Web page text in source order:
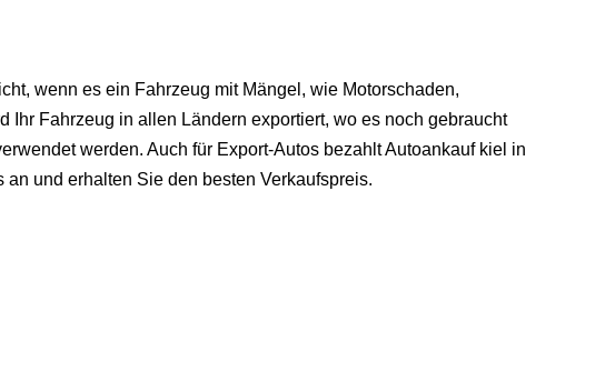
wenn es ein Fahrzeug mit Mängel, wie Motorschaden,
Ihr Fahrzeug in allen Ländern exportiert, wo es noch gebraucht
werden. Auch für Export-Autos bezahlt Autoankauf kiel in
und erhalten Sie den besten Verkaufspreis.